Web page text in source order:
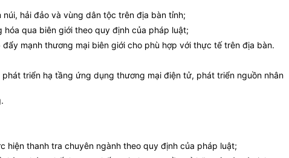
hải đảo và vùng dân tộc trên địa bàn tỉnh;
qua biên giới theo quy định của pháp luật;
mạnh thương mại biên giới cho phù hợp với thực tế trên địa bàn.
triển hạ tầng ứng dụng thương mại điện tử, phát triển nguồn nhân
thanh tra chuyên ngành theo quy định của pháp luật;